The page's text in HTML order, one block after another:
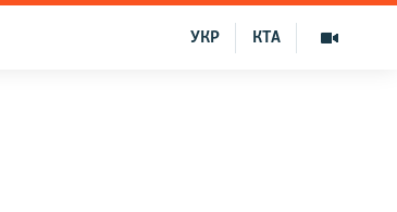
КТА
УКР